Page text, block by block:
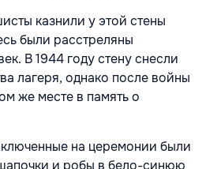
казнили у этой стены
были расстреляны
В 1944 году стену снесли
лагеря, однако после войны
же месте в память о
на церемонии были